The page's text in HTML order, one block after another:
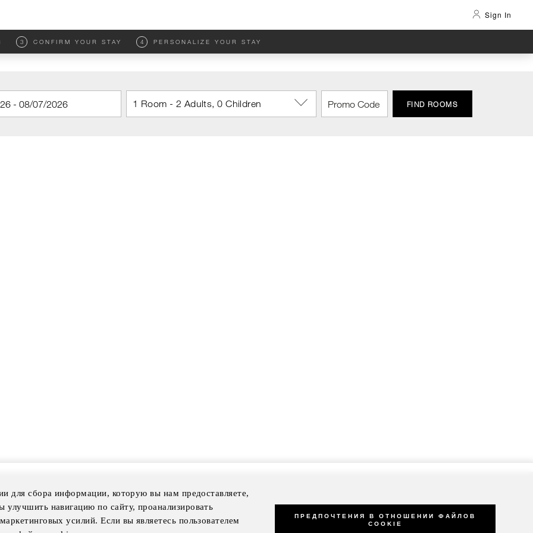
Sign In
3 CONFIRM YOUR STAY 4 PERSONALIZE YOUR STAY
1 Room - 2 Adults, 0 Children FIND ROOMS
для сбора информации, которую вы нам предоставляете,
навигацию по сайту, проанализировать
усилий. Если вы являетесь пользователем
ПРЕДПОЧТЕНИЯ В ОТНОШЕНИИ ФАЙЛОВ
COOKIE